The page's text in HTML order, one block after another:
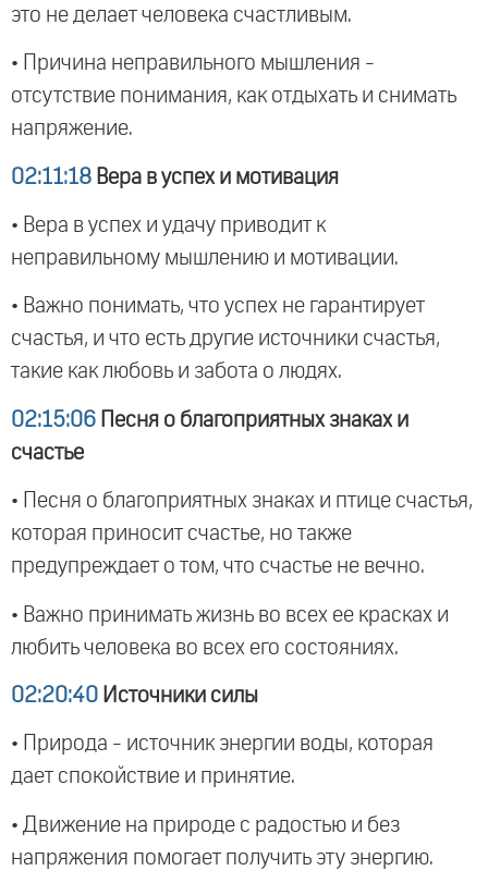
это не делает человека счастливым.
• Причина неправильного мышления -
отсутствие понимания, как отдыхать и снимать
напряжение.
02:11:18 Вера в успех и мотивация
• Вера в успех и удачу приводит к
неправильному мышлению и мотивации.
• Важно понимать, что успех не гарантирует
счастья, и что есть другие источники счастья,
такие как любовь и забота о людях.
02:15:06 Песня о благоприятных знаках и
счастье
• Песня о благоприятных знаках и птице счастья,
которая приносит счастье, но также
предупреждает о том, что счастье не вечно.
• Важно принимать жизнь во всех ее красках и
любить человека во всех его состояниях.
02:20:40 Источники силы
• Природа - источник энергии воды, которая
дает спокойствие и принятие.
• Движение на природе с радостью и без
напряжения помогает получить эту энергию.